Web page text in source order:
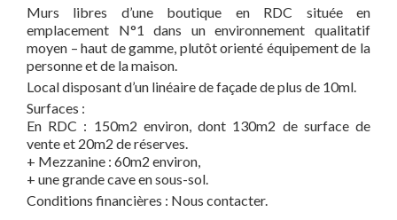
Murs libres d’une boutique en RDC située en
emplacement N°1 dans un environnement qualitatif
moyen – haut de gamme, plutôt orienté équipement de la
personne et de la maison.
Local disposant d’un linéaire de façade de plus de 10ml.
Surfaces :
En RDC : 150m2 environ, dont 130m2 de surface de
vente et 20m2 de réserves.
+ Mezzanine : 60m2 environ,
+ une grande cave en sous-sol.
Conditions financières : Nous contacter.